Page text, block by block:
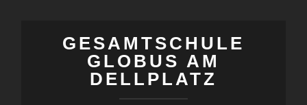
GESAMTSCHULE
GLOBUS AM
DELLPLATZ